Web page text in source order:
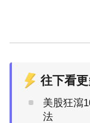
往下看
美股狂瀉
法